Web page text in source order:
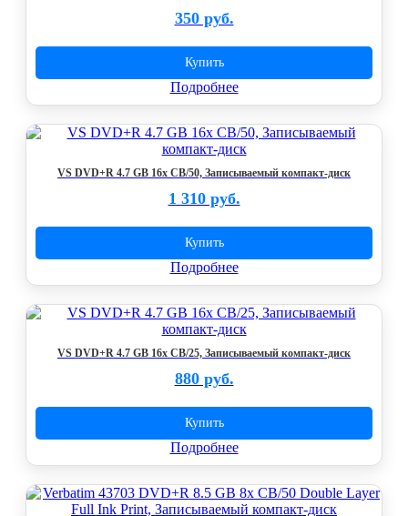
350 руб.
Купить
Подробнее
VS DVD+R 4.7 GB 16x CB/50, Записываемый компакт-диск
1 310 руб.
Купить
Подробнее
VS DVD+R 4.7 GB 16x CB/25, Записываемый компакт-диск
880 руб.
Купить
Подробнее